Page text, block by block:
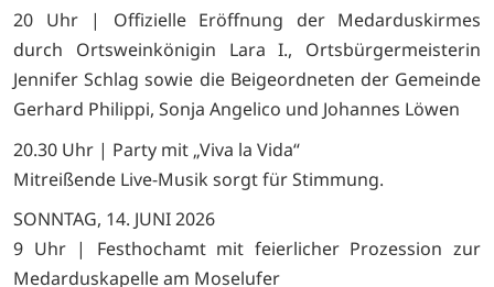
20 Uhr | Offizielle Eröffnung der Medarduskirmes
durch Ortsweinkönigin Lara I., Ortsbürgermeisterin
Jennifer Schlag sowie die Beigeordneten der Gemeinde
Gerhard Philippi, Sonja Angelico und Johannes Löwen
20.30 Uhr | Party mit „Viva la Vida“
Mitreißende Live-Musik sorgt für Stimmung.
SONNTAG, 14. JUNI 2026
9 Uhr | Festhochamt mit feierlicher Prozession zur
Medarduskapelle am Moselufer